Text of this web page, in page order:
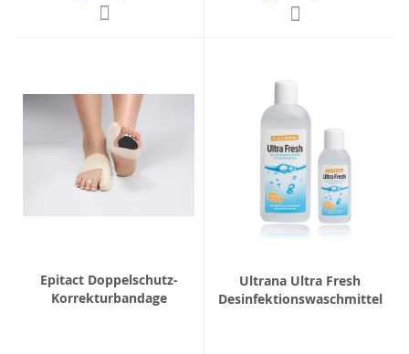
Epitact Doppelschutz-
Korrekturbandage
Ultrana Ultra Fresh
Desinfektionswaschmittel